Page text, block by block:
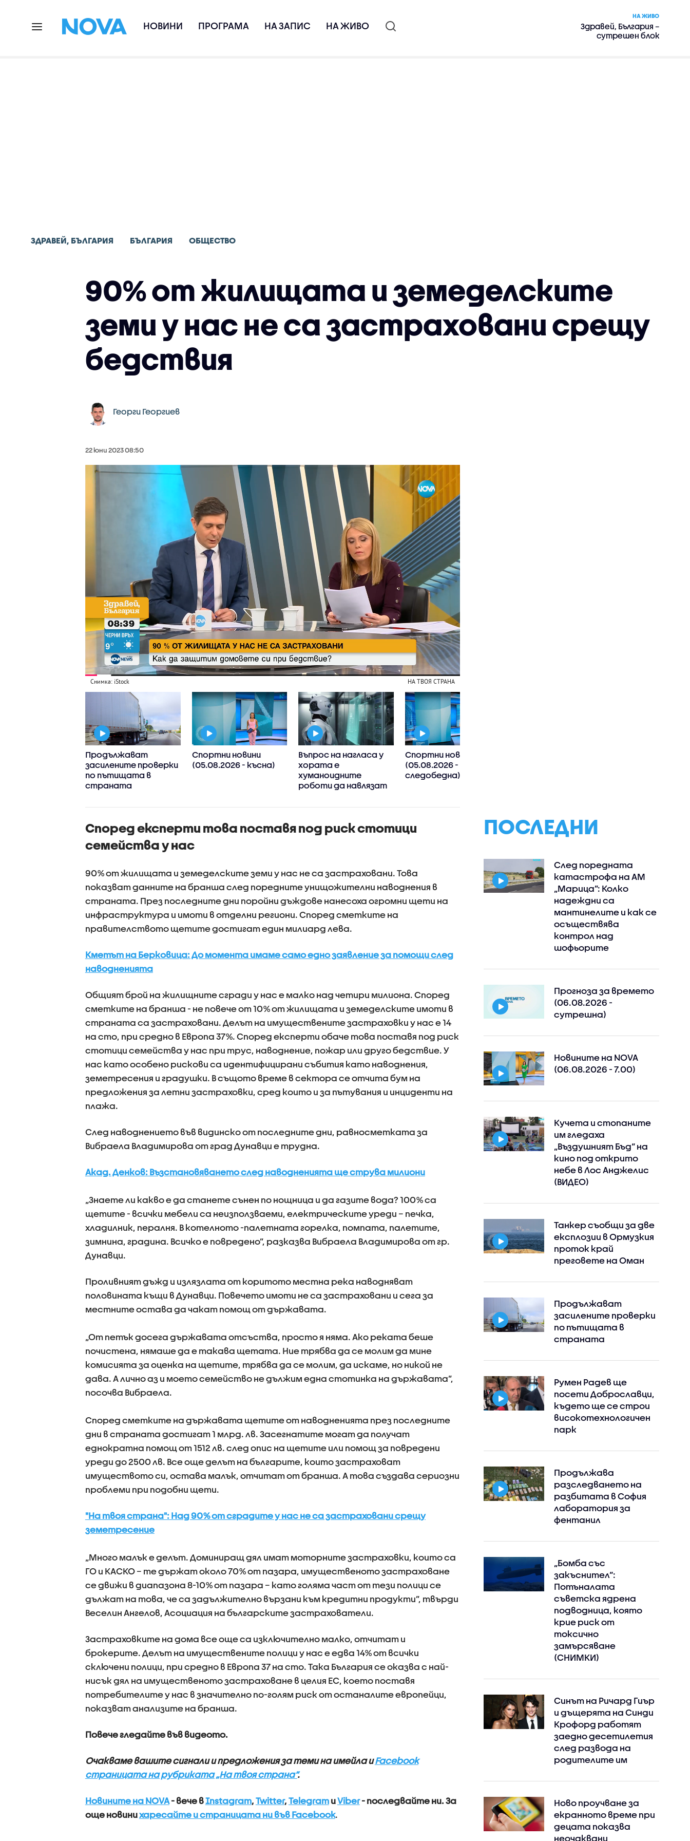
НОВИНИ ПРОГРАМА НА ЗАПИС НА ЖИВО
НА ЖИВО
Здравей, България –
сутрешен блок
ЗДРАВЕЙ, БЪЛГАРИЯ БЪЛГАРИЯ ОБЩЕСТВО
90% от жилищата и земеделските
земи у нас не са застраховани срещу
бедствия
Георги Георгиев
22 юни 2023 08:50
Снимка: iStock НА ТВОЯ СТРАНА
Продължават
засилените проверки
по пътищата в
страната
Спортни новини
(05.08.2026 - късна)
Въпрос на нагласа у
хората е
хуманоидните
роботи да навлязат
домакинствата,
Спортни новини
(05.08.2026 -
следобедна)
Според експерти това поставя под риск стотици
семейства у нас
90% от жилищата и земеделските земи у нас не са застраховани. Това
показват данните на бранша след поредните унищожителни наводнения в
страната. През последните дни поройни дъждове нанесоха огромни щети на
инфраструктура и имоти в отделни региони. Според сметките на
правителството щетите достигат един милиард лева.
Кметът на Берковица: До момента имаме само едно заявление за помощи след
наводненията
Общият брой на жилищните сгради у нас е малко над четири милиона. Според
сметките на бранша - не повече от 10% от жилищата и земеделските имоти в
страната са застраховани. Делът на имуществените застраховки у нас е 14
на сто, при средно в Европа 37%. Според експерти обаче това поставя под риск
стотици семейства у нас при трус, наводнение, пожар или друго бедствие. У
нас като особено рискови са идентифицирани събития като наводнения,
земетресения и градушки. В същото време в сектора се отчита бум на
предложения за летни застраховки, сред които и за пътувания и инциденти на
плажа.
След наводнението във видинско от последните дни, равносметката за
Вибраела Владимирова от град Дунавци е трудна.
Акад. Денков: Възстановяването след наводненията ще струва милиони
„Знаете ли какво е да станете сънен по нощница и да газите вода? 100% са
щетите - всички мебели са неизползваеми, електрическите уреди – печка,
хладилник, пералня. В котелното -палетната горелка, помпата, палетите,
зимнина, градина. Всичко е повредено”, разказва Вибраела Владимирова от гр.
Дунавци.
Проливният дъжд и излязлата от коритото местна река наводняват
половината къщи в Дунавци. Повечето имоти не са застраховани и сега за
местните остава да чакат помощ от държавата.
„От петък досега държавата отсъства, просто я няма. Ако реката беше
почистена, нямаше да е такава щетата. Ние трябва да се молим да мине
комисията за оценка на щетите, трябва да се молим, да искаме, но никой не
дава. А лично аз и моето семейство не дължим една стотинка на държавата”,
посочва Вибраела.
Според сметките на държавата щетите от наводненията през последните
дни в страната достигат 1 млрд. лв. Засегнатите могат да получат
еднократна помощ от 1512 лв. след опис на щетите или помощ за повредени
уреди до 2500 лв. Все още делът на българите, които застраховат
имуществото си, остава малък, отчитат от бранша. А това създава сериозни
проблеми при подобни щети.
"На твоя страна": Над 90% от сградите у нас не са застраховани срещу
земетресение
„Много малък е делът. Доминиращ дял имат моторните застраховки, които са
ГО и КАСКО – те държат около 70% от пазара, имущественото застраховане
се движи в диапазона 8-10% от пазара – като голяма част от тези полици се
дължат на това, че са задължително вързани към кредитни продукти”, твърди
Веселин Ангелов, Асоциация на българските застрахователи.
Застраховките на дома все още са изключително малко, отчитат и
брокерите. Делът на имуществените полици у нас е едва 14% от всички
сключени полици, при средно в Европа 37 на сто. Така България се оказва с най-
нисък дял на имущественото застраховане в целия ЕС, което поставя
потребителите у нас в значително по-голям риск от останалите европейци,
показват анализите на бранша.
Повече гледайте във видеото.
Очакваме вашите сигнали и предложения за теми на имейла иFacebook
страницата на рубриката „На твоя страна”.
Новините на NOVA- вече вInstagram, Twitter, TelegramиViber- последвайте ни.За
още новинихаресайте и страницата ни във Facebook.
ПОСЛЕДНИ
След поредната
катастрофа на АМ
„Марица”: Колко
надеждни са
мантинелите и как се
осъществява
контрол над
шофьорите
Прогноза за времето
(06.08.2026 -
сутрешна)
Новините на NOVA
(06.08.2026 - 7.00)
Кучета и стопаните
им гледаха
„Въздушният Бъд“ на
кино под открито
небе в Лос Анджелис
(ВИДЕО)
Танкер съобщи за две
експлозии в Ормузкия
проток край
преговете на Оман
Продължават
засилените проверки
по пътищата в
страната
Румен Радев ще
посети Доброславци,
където ще се строи
високотехнологичен
парк
Продължава
разследването на
разбитата в София
лаборатория за
фентанил
„Бомба със
закъснител“:
Потъналата
съветска ядрена
подводница, която
крие риск от
токсично
замърсяване
(СНИМКИ)
Синът на Ричард Гиър
и дъщерята на Синди
Крофорд работят
заедно десетилетия
след развода на
родителите им
Ново проучване за
екранното време при
децата показва
неочаквани